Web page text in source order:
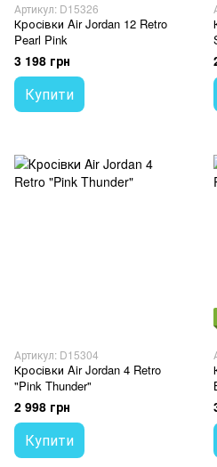
Артикул: D15326
Кросівки Air Jordan 12 Retro
Pearl Pink
3 198 грн
Купити
Артикул: D15304
Кросівки Air Jordan 4 Retro
"Pink Thunder"
2 998 грн
Купити